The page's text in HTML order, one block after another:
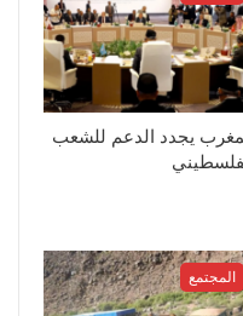
يجدد الدعم للشعب
المجتمع